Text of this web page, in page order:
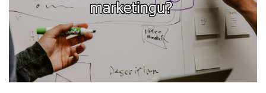
Tehnologija Za
Cijene
Akademija